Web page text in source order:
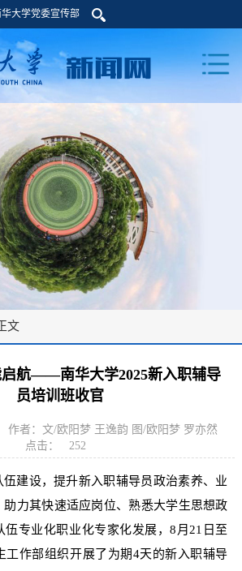
大学党委宣传部
文
航——南华大学2025新入职辅导
员培训班收官
作者：文/欧阳梦 王逸韵 图/欧阳梦 罗亦然
点击：
252
伍建设，提升新入职辅导员政治素养、业
力其快速适应岗位、熟悉大学生思想政
伍专业化职业化专家化发展，8月21日至
工作部组织开展了为期4天的新入职辅导